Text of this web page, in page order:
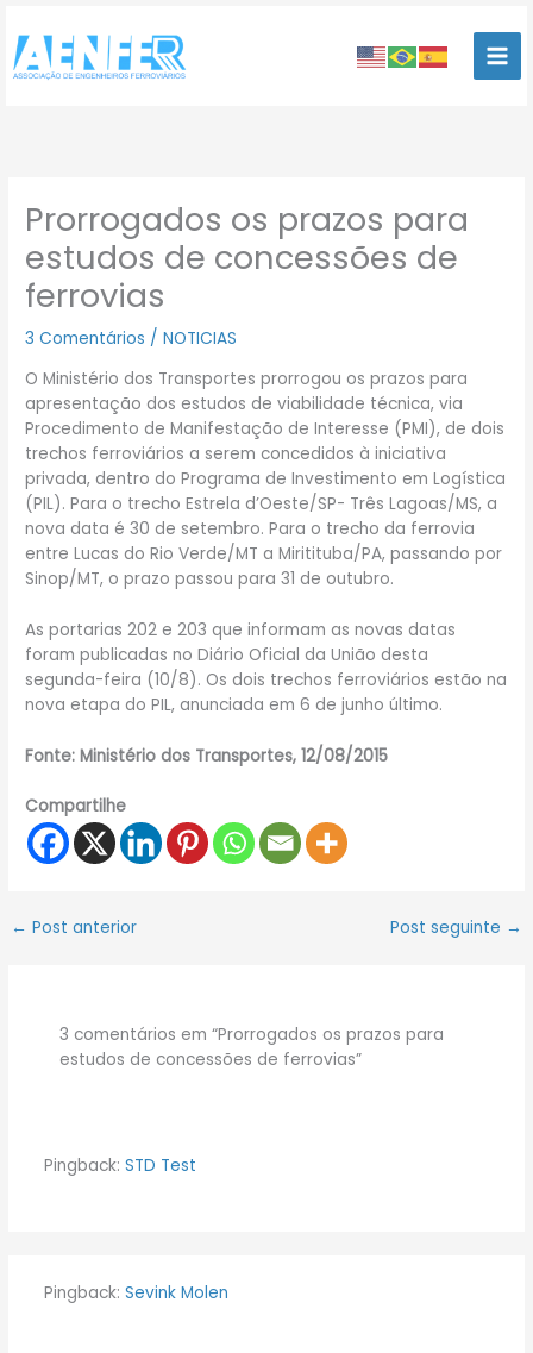
para
conteúdo
Prorrogados os prazos para
estudos de concessões de
ferrovias
3 Comentários /NOTICIAS
O Ministério dos Transportes prorrogou os prazos para
apresentação dos estudos de viabilidade técnica, via
Procedimento de Manifestação de Interesse (PMI), de dois
trechos ferroviários a serem concedidos à iniciativa
privada, dentro do Programa de Investimento em Logística
(PIL). Para o trecho Estrela d’Oeste/SP- Três Lagoas/MS, a
nova data é 30 de setembro. Para o trecho da ferrovia
entre Lucas do Rio Verde/MT a Miritituba/PA, passando por
Sinop/MT, o prazo passou para 31 de outubro.
As portarias 202 e 203 que informam as novas datas
foram publicadas no Diário Oficial da União desta
segunda-feira (10/8). Os dois trechos ferroviários estão na
nova etapa do PIL, anunciada em 6 de junho último.
Fonte: Ministério dos Transportes, 12/08/2015
Compartilhe
← Post anterior Post seguinte →
3 comentários em “Prorrogados os prazos para
estudos de concessões de ferrovias”
Pingback: STD Test
Pingback: Sevink Molen